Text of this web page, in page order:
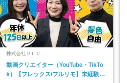
株式会社ＯＬＣ
動画クリエイター（YouTube・TikTo
k）【フレックス/フルリモ】未経験O